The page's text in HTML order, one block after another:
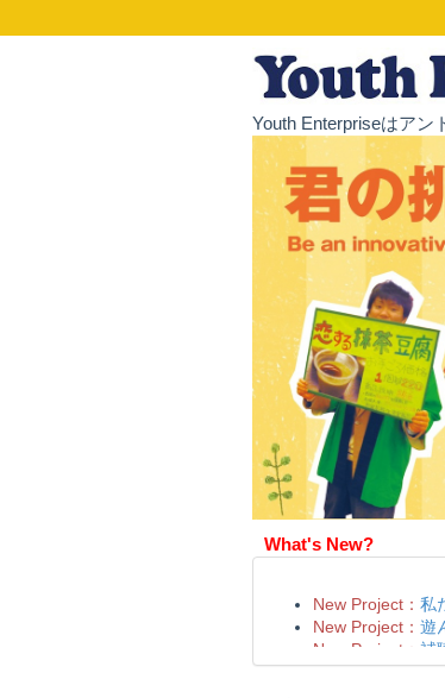
Youth Enterpriseはア
What's New?